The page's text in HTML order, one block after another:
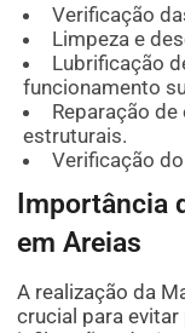
Verificação
Limpeza e
Lubrificação
funcionamento
Reparação
estruturais.
Verificação
Importância
em Areias
A realização da
crucial para